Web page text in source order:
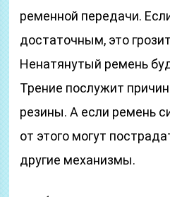
ременной передачи.
достаточным, это
Ненатянутый ремень
Трение послужит
резины. А если ремень
от этого могут
другие механизмы.